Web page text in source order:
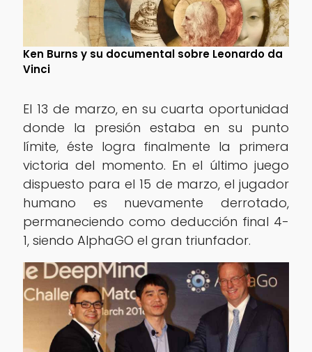
Ken Burns y su documental sobre Leonardo da
Vinci
El 13 de marzo, en su cuarta oportunidad
donde la presión estaba en su punto
límite, éste logra finalmente la primera
victoria del momento. En el último juego
dispuesto para el 15 de marzo, el jugador
humano es nuevamente derrotado,
permaneciendo como deducción final 4-
1, siendo AlphaGO el gran triunfador.